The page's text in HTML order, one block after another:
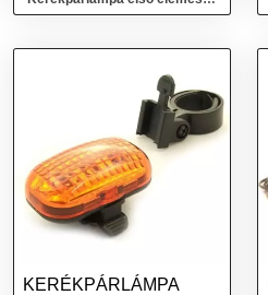
55132230
KERÉKPÁRLÁMPA